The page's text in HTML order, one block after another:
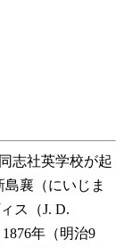
志社英学校が起
襄（にいじま
ス（J. D.
年（明治9